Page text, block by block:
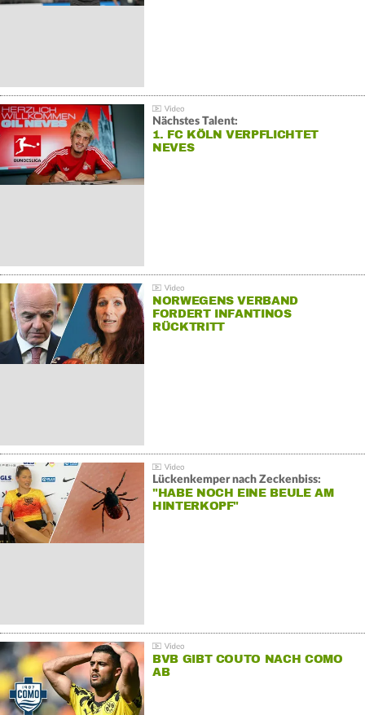
Nächstes Talent:
1. FC KÖLN VERPFLICHTET
NEVES
NORWEGENS VERBAND
FORDERT INFANTINOS
RÜCKTRITT
Lückenkemper nach Zeckenbiss:
"HABE NOCH EINE BEULE AM
HINTERKOPF"
BVB GIBT COUTO NACH COMO
AB